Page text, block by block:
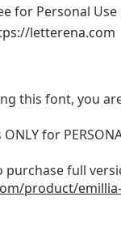
for Personal Use
letterena.com
this font, you
for
purchase full
product/